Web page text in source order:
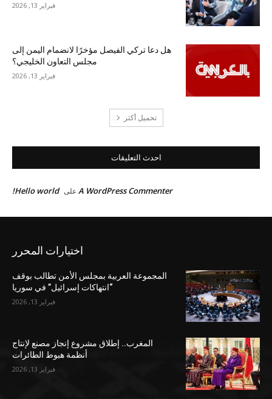
فبراير 13, 2026
هل دعا تركي الفيصل مؤخرًا لانضمام اليمن إلى
مجلس التعاون الخليجي؟
فبراير 13, 2026
تحميل أكثر
احدث التعليقات
A WordPress Commenter على Hello world!
اختيارات المحرر
المجموعة العربية بمجلس الأمن تطالب بوقف
“انتهاكات إسرائيل” في سوريا
فبراير 13, 2026
المغرب.. إطلاق مشروع إنجاز مصنع لإنتاج
أنظمة هبوط الطائرات
فبراير 13, 2026